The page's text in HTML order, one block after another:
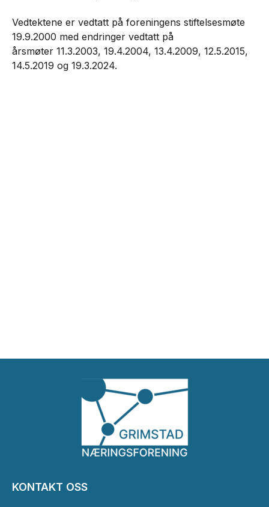
Vedtektene er vedtatt på foreningens stiftelsesmøte
19.9.2000 med endringer vedtatt på
årsmøter 11.3.2003, 19.4.2004, 13.4.2009, 12.5.2015,
14.5.2019 og 19.3.2024.
KONTAKT OSS